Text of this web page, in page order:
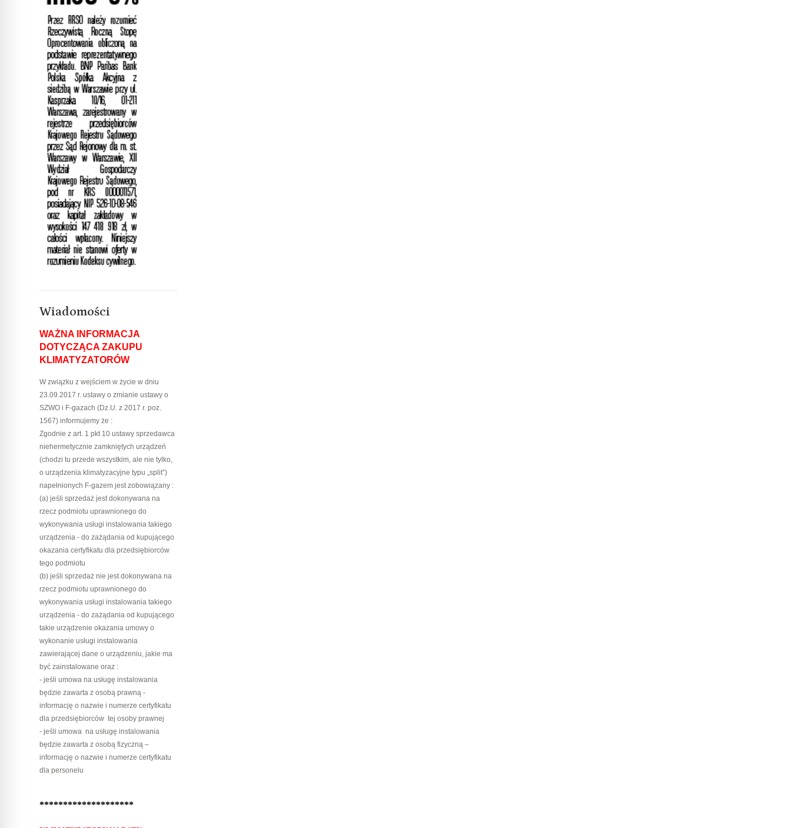
Wiadomości
WAŻNA INFORMACJA
DOTYCZĄCA ZAKUPU
KLIMATYZATORÓW
W związku z wejściem w życie w dniu
23.09.2017 r. ustawy o zmianie ustawy o
SZWO i F-gazach (Dz.U. z 2017 r. poz.
1567) informujemy że :
Zgodnie z art. 1 pkt 10 ustawy sprzedawca
niehermetycznie zamkniętych urządzeń
(chodzi tu przede wszystkim, ale nie tylko,
o urządzenia klimatyzacyjne typu „split”)
napełnionych F-gazem jest zobowiązany :
(a) jeśli sprzedaż jest dokonywana na
rzecz podmiotu uprawnionego do
wykonywania usługi instalowania takiego
urządzenia - do zażądania od kupującego
okazania certyfikatu dla przedsiębiorców
tego podmiotu
(b) jeśli sprzedaż nie jest dokonywana na
rzecz podmiotu uprawnionego do
wykonywania usługi instalowania takiego
urządzenia - do zażądania od kupującego
takie urządzenie okazania umowy o
wykonanie usługi instalowania
zawierającej dane o urządzeniu, jakie ma
być zainstalowane oraz :
- jeśli umowa na usługę instalowania
będzie zawarta z osobą prawną -
informację o nazwie i numerze certyfikatu
dla przedsiębiorców tej osoby prawnej
- jeśli umowa na usługę instalowania
będzie zawarta z osobą fizyczną –
informację o nazwie i numerze certyfikatu
dla personelu
********************